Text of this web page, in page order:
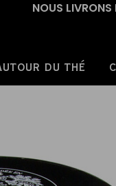
NOUS
DU THÉ